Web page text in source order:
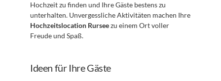
Hochzeit zu finden und Ihre Gäste bestens zu
Hochzeitslocation Rursee zu einem Ort voller
Freude und Spaß.
Ideen für Ihre Gäste